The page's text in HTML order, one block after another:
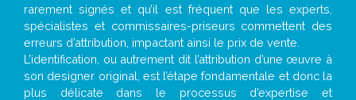
rarement signés et qu’il est fréquent que les experts,
spécialistes et commissaires-priseurs commettent des
erreurs d’attribution, impactant ainsi le prix de vente.
L’identification, ou autrement dit l’attribution d’une œuvre à
son designer original, est l’étape fondamentale et donc la
plus délicate dans le processus d’expertise et